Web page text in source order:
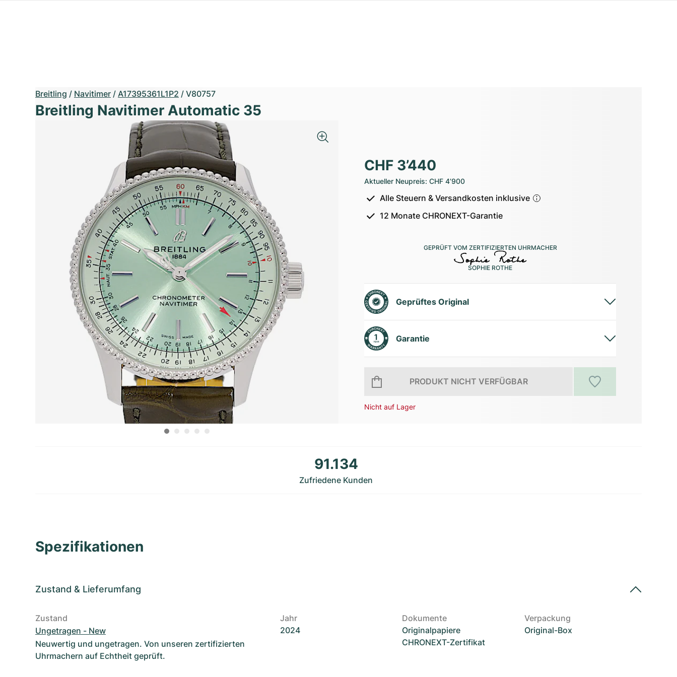
Breitling / Navitimer / A17395361L1P2 / V80757
Breitling Navitimer Automatic 35
CHF 3’440
Aktueller Neupreis: CHF 4’900
Alle Steuern & Versandkosten inklusive
12 Monate CHRONEXT-Garantie
GEPRÜFT VOM ZERTIFIZIERTEN UHRMACHER
SOPHIE ROTHE
Geprüftes Original
Garantie
PRODUKT NICHT VERFÜGBAR
Nicht auf Lager
91.134
Zufriedene Kunden
Spezifikationen
Zustand & Lieferumfang
Zustand
Ungetragen - New
Neuwertig und ungetragen. Von unseren zertifizierten
Uhrmachern auf Echtheit geprüft.
Jahr
2024
Dokumente
Originalpapiere
CHRONEXT-Zertifikat
Verpackung
Original-Box